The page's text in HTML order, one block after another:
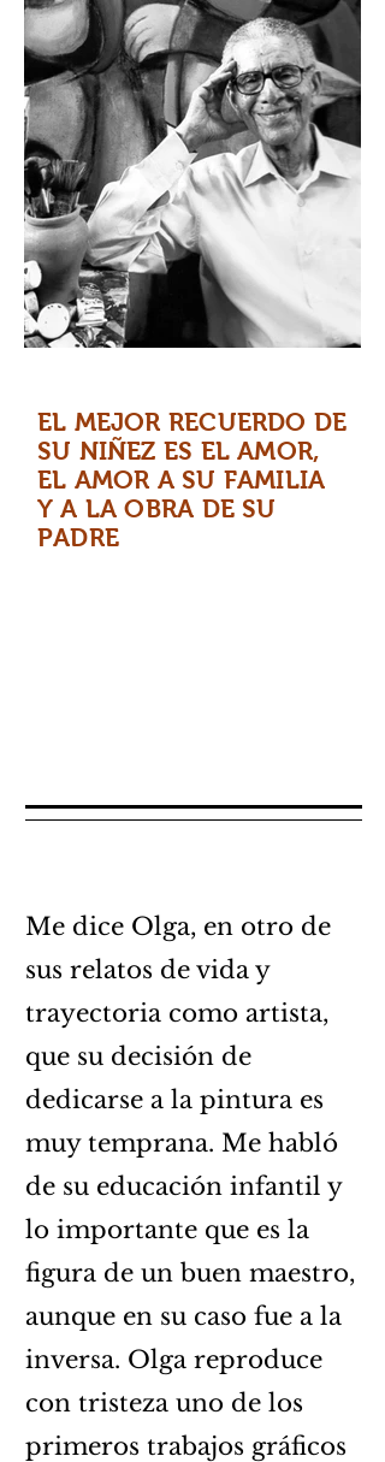
EL MEJOR RECUERDO DE
SU NIÑEZ ES EL AMOR,
EL AMOR A SU FAMILIA
Y A LA OBRA DE SU
PADRE
Me dice Olga, en otro de
sus relatos de vida y
trayectoria como artista,
que su decisión de
dedicarse a la pintura es
muy temprana. Me habló
de su educación infantil y
lo importante que es la
figura de un buen maestro,
aunque en su caso fue a la
inversa. Olga reproduce
con tristeza uno de los
primeros trabajos gráficos